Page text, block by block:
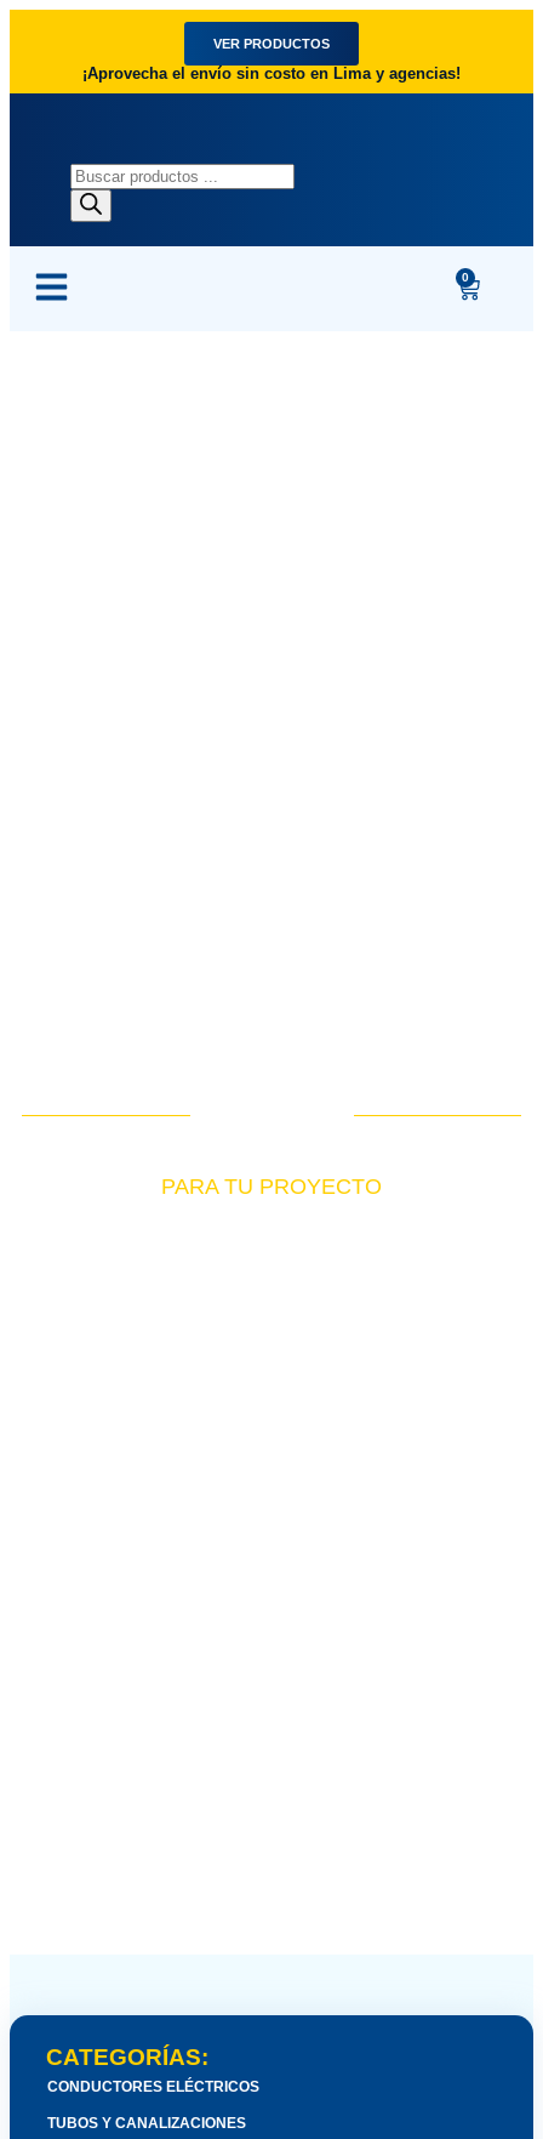
VER PRODUCTOS
¡Aprovecha el envío sin costo en Lima y agencias!
0
PARA TU PROYECTO
CATEGORÍAS:
CONDUCTORES ELÉCTRICOS
TUBOS Y CANALIZACIONES